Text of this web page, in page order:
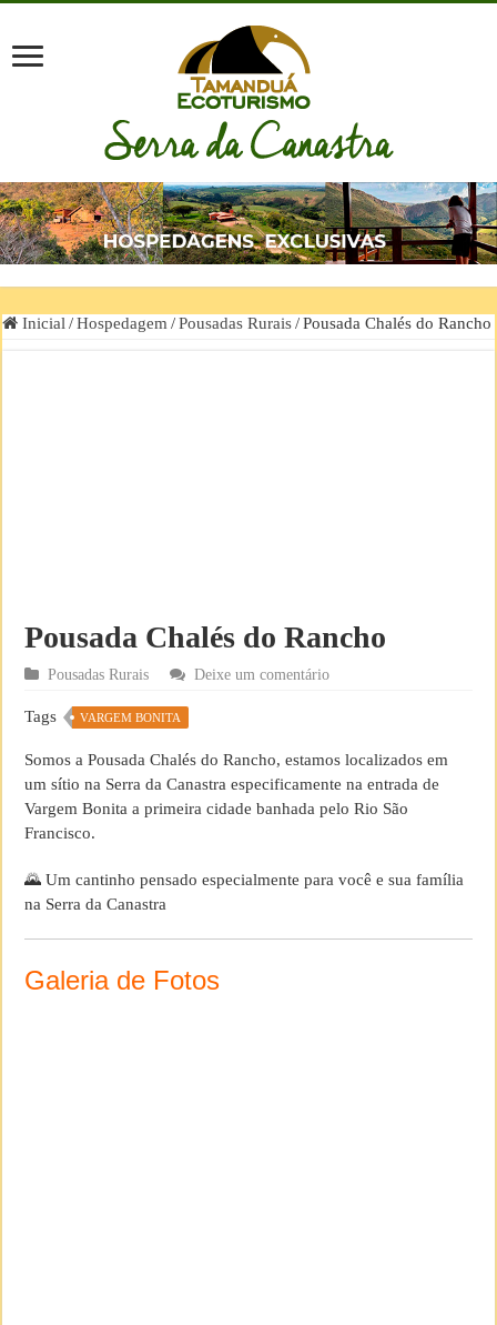
Inicial / Hospedagem / Pousadas Rurais / Pousada Chalés do Rancho
Pousada Chalés do Rancho
Pousadas Rurais Deixe um comentário
Tags VARGEM BONITA
Somos a Pousada Chalés do Rancho, estamos localizados em
um sítio na Serra da Canastra especificamente na entrada de
Vargem Bonita a primeira cidade banhada pelo Rio São
Francisco.
🌄 Um cantinho pensado especialmente para você e sua família
na Serra da Canastra
Galeria de Fotos